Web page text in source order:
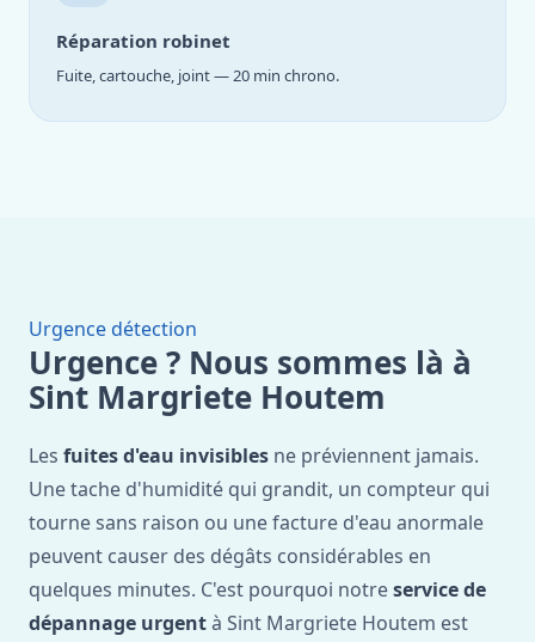
Réparation robinet
Fuite, cartouche, joint — 20 min chrono.
Urgence détection
Urgence ? Nous sommes là à
Sint Margriete Houtem
Les fuites d'eau invisibles ne préviennent jamais.
Une tache d'humidité qui grandit, un compteur qui
tourne sans raison ou une facture d'eau anormale
peuvent causer des dégâts considérables en
quelques minutes. C'est pourquoi notreservice de
dépannage urgentà Sint Margriete Houtem est